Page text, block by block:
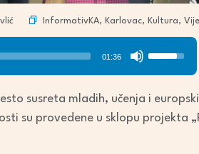
InformativKA, Karlovac, Kultura,
01:36
Use
Up/Down
susreta mladih, učenja i
su provedene u sklopu projekta